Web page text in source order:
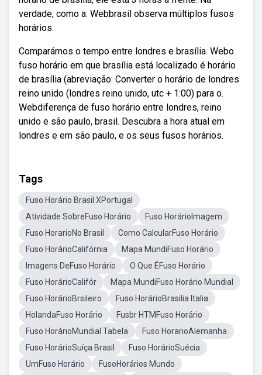
verdade, como a. Webbrasil observa múltiplos fusos
horários.
Comparámos o tempo entre londres e brasília. Webo
fuso horário em que brasília está localizado é horário
de brasília (abreviação: Converter o horário de londres
reino unido (londres reino unido, utc + 1:00) para o.
Webdiferença de fuso horário entre londres, reino
unido e são paulo, brasil. Descubra a hora atual em
londres e em são paulo, e os seus fusos horários.
Tags
Fuso Horário Brasil XPortugal
Atividade SobreFuso Horário
Fuso HorárioImagem
Fuso HorarioNo Brasil
Como CalcularFuso Horário
Fuso HorárioCalifórnia
Mapa MundiFuso Horário
Imagens DeFuso Horário
O Que ÉFuso Horário
Fuso HorárioCalifór
Mapa MundiFuso Horário Mundial
Fuso HorárioBrsileiro
Fuso HorárioBrasilia Italia
HolandaFuso Horário
Fusbr HTMFuso Horário
Fuso HorárioMundial Tabela
Fuso HorarioAlemanha
Fuso HorárioSuíça Brasil
Fuso HorárioSuécia
UmFuso Horário
FusoHorários Mundo